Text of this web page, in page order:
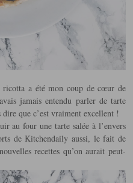
a été mon coup de cœur de
jamais entendu parler de tarte
que c’est vraiment excellent !
au four une tarte salée à l’envers
de Kitchendaily aussi, le fait de
recettes qu’on aurait peut-